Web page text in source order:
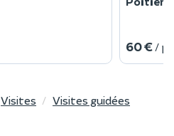
60 € /
Visites Visites guidées